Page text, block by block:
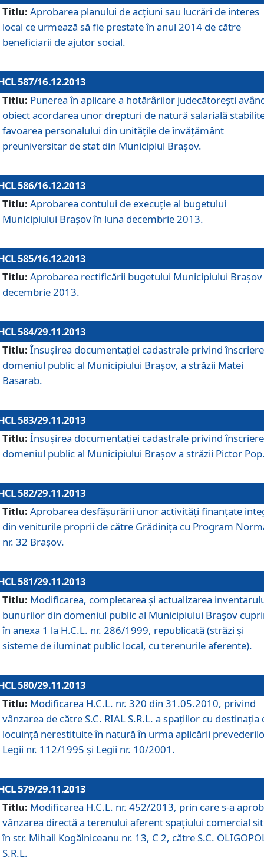
Titlu: Aprobarea planului de acţiuni sau lucrări de interes
local ce urmează să fie prestate în anul 2014 de către
beneficiarii de ajutor social.
587/16.12.2013
Titlu: Punerea în aplicare a hotărârilor judecătoreşti
obiect acordarea unor drepturi de natură salarială
favoarea personalului din unităţile de învăţământ
preuniversitar de stat din Municipiul Braşov.
586/16.12.2013
Titlu: Aprobarea contului de execuţie al bugetului
Municipiului Braşov în luna decembrie 2013.
585/16.12.2013
Titlu: Aprobarea rectificării bugetului Municipiului Braşov
decembrie 2013.
584/29.11.2013
Titlu: Însuşirea documentaţiei cadastrale privind
domeniul public al Municipiului Braşov, a străzii Matei
Basarab.
583/29.11.2013
Titlu: Însuşirea documentaţiei cadastrale privind
domeniul public al Municipiului Braşov a străzii Pictor
582/29.11.2013
Titlu: Aprobarea desfăşurării unor activităţi finanţate
din veniturile proprii de către Grădiniţa cu Program
nr. 32 Braşov.
581/29.11.2013
Titlu: Modificarea, completarea şi actualizarea
bunurilor din domeniul public al Municipiului Braşov
în anexa 1 la H.C.L. nr. 286/1999, republicată (străzi şi
sisteme de iluminat public local, cu terenurile aferente).
580/29.11.2013
Titlu: Modificarea H.C.L. nr. 320 din 31.05.2010, privind
vânzarea de către S.C. RIAL S.R.L. a spaţiilor cu destinaţia
locuinţă nerestituite în natură în urma aplicării
Legii nr. 112/1995 şi Legii nr. 10/2001.
579/29.11.2013
Titlu: Modificarea H.C.L. nr. 452/2013, prin care s-a
vânzarea directă a terenului aferent spaţiului comercial
în str. Mihail Kogălniceanu nr. 13, C 2, către S.C.
S.R.L.